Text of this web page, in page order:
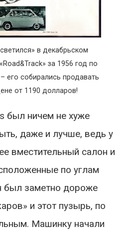
в декабрьском
за 1956 год по
его собирались продавать
от 1190 долларов!
был ничем не хуже
даже и лучше, ведь у
вместительный салон и
по углам
был заметно дороже
и этот пузырь, по
Машинку начали